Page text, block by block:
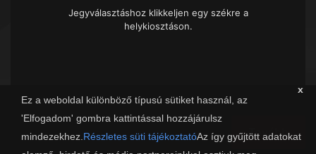
x
Ez a weboldal különböző típusú sütiket használ, az
'Elfogadom' gombra kattintással hozzájárulsz
mindezekhez. Részletes süti tájékoztatóAz így gyűjtött adatokat
Jegyválasztáshoz klikkeljen egy székre a
helykiosztáson.
Tovább